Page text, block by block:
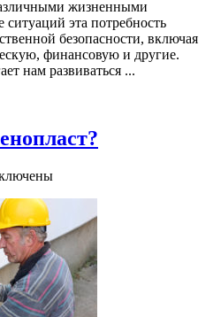
жизненными
эта потребность
безопасности, включая
финансовую и другие.
нам развиваться ...